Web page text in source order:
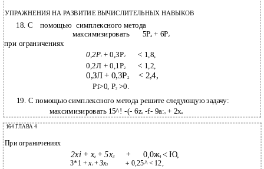
УПРАЖНЕНИЯ НА РАЗВИТИЕ ВЫЧИСЛИТЕЛЬНЫХ НАВЫКОВ
18. С помощью
симплексного метода
максимизировать
5Р4 + 6Р2
при ограничениях
0,2Pi +0,ЗР2 < 1,8,
0,2Л + 0,1Р2 < 1,2,
0,ЗЛ + 0,ЗР2 < 2,4,
Pi>0, Р2 >0.
19. С помощью симплексного метода решите следующую задачу:
максимизировать 15^! -(- 6z2 -f- 9a:3 + 2х4
164 ГЛАВА 4
При ограничениях
2xi + хг + 5х3 + 0,0ж4 < Ю,
3*1 +хг +Зх3 + 0,25^ < 12,